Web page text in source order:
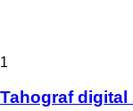
1
Tahograf digital